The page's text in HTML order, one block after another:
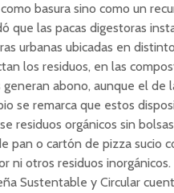
basura sino como un
que las pacas digestoras
urbanas ubicadas en
los residuos, en las
abono, aunque el de
se remarca que estos
residuos orgánicos sin
pan o cartón de pizza sucio
ni otros residuos inorgánicos.
Sustentable y Circular